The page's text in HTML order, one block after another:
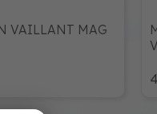
VAILLANT MAG